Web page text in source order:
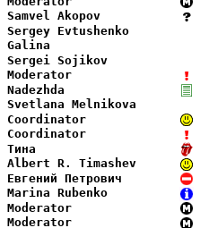
Samvel Akopov
Sergey Evtushenko
Galina
Sergei Sojikov
Moderator
Nadezhda
Svetlana Melnikova
Coordinator
Coordinator
Тина
Albert R. Timashev
Евгений Петрович
Marina Rubenko
Moderator
Moderator